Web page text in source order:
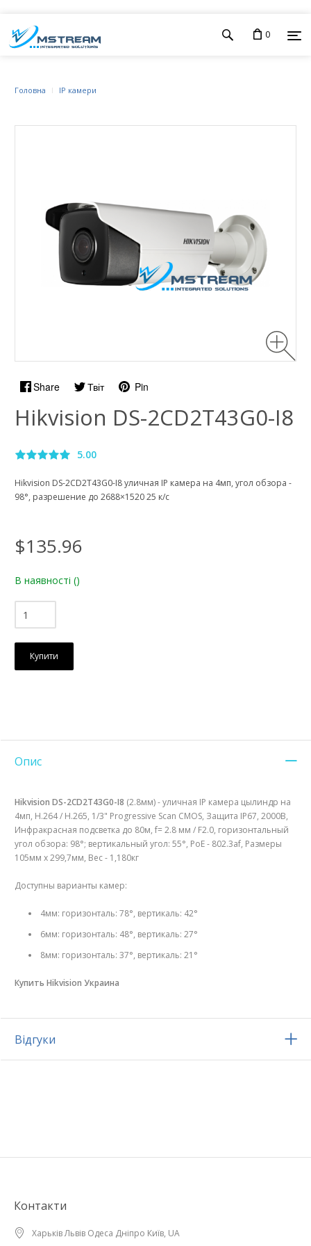
0
Головна IP камери
Share Твіт Pin
Hikvision DS-2CD2T43G0-I8
5.00
Hikvision DS-2CD2T43G0-I8 уличная IP камера на 4мп, угол обзора -
98°, разрешение до 2688×1520 25 к/с
$135.96
В наявності ()
Купити
Опис
Hikvision DS-2CD2T43G0-I8 (2.8мм) - уличная IP камера цылиндр на
4мп, H.264 / Н.265, 1/3" Progressive Scan CMOS, Защита IP67, 2000В,
Инфракрасная подсветка до 80м, f= 2.8 мм / F2.0, горизонтальный
угол обзора: 98°; вертикальный угол: 55°, PoE - 802.3af, Размеры
105мм х 299,7мм, Вес - 1,180кг
Доступны варианты камер:
4мм: горизонталь: 78°, вертикаль: 42°
6мм: горизонталь: 48°, вертикаль: 27°
8мм: горизонталь: 37°, вертикаль: 21°
Купить Hikvision Украина
Відгуки
Контакти
Харьків Львів Одеса Дніпро Київ, UA